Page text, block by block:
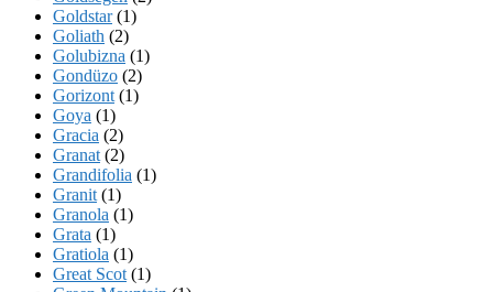
Goldstar(1)
Goliath (2)
Golubizna (1)
Gondüzo (2)
Gorizont (1)
Goya (1)
Gracia (2)
Granat (2)
Grandifolia (1)
Granit (1)
Granola (1)
Grata (1)
Gratiola (1)
Great Scot (1)